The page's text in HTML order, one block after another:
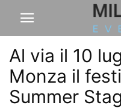
Al via il 10
Monza il
Summer